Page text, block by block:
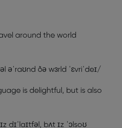
around the world
əˈraʊnd ðə wɜrld ˈɛvriˈdeɪ/
is delightful, but is also
dɪˈlaɪtfəl, bʌt ɪz ˈɔlsoʊ